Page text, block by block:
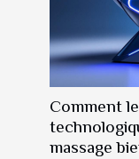
Comment
massage